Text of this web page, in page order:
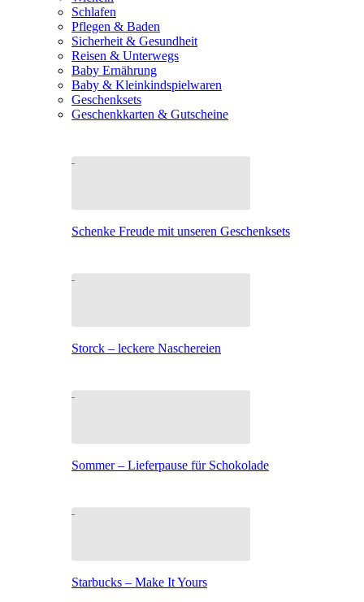
Schlafen
Pflegen & Baden
Sicherheit & Gesundheit
Reisen & Unterwegs
Baby Ernährung
Baby & Kleinkindspielwaren
Geschenksets
Geschenkkarten & Gutscheine
Schenke Freude mit unseren Geschenksets
Storck – leckere Naschereien
Sommer – Lieferpause für Schokolade
Starbucks – Make It Yours